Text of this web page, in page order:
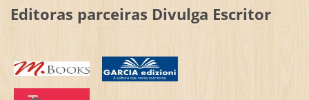
Editoras parceiras Divulga Escritor